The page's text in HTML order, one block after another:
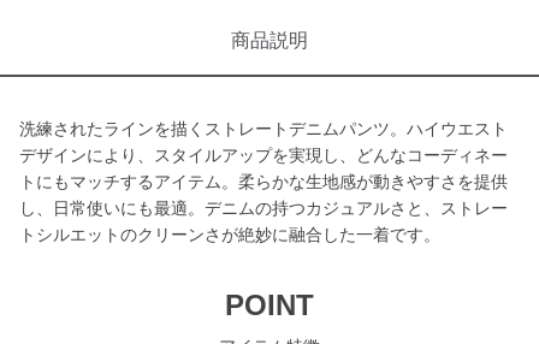
商品説明
洗練されたラインを描くストレートデニムパンツ。ハイウエスト
デザインにより、スタイルアップを実現し、どんなコーディネー
トにもマッチするアイテム。柔らかな生地感が動きやすさを提供
し、日常使いにも最適。デニムの持つカジュアルさと、ストレー
トシルエットのクリーンさが絶妙に融合した一着です。
POINT